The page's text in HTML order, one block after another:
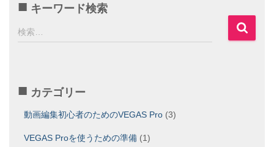
キーワード検索
検
索
検索…
カテゴリー
動画編集初心者のためのVEGAS Pro (3)
VEGAS Proを使うための準備 (1)